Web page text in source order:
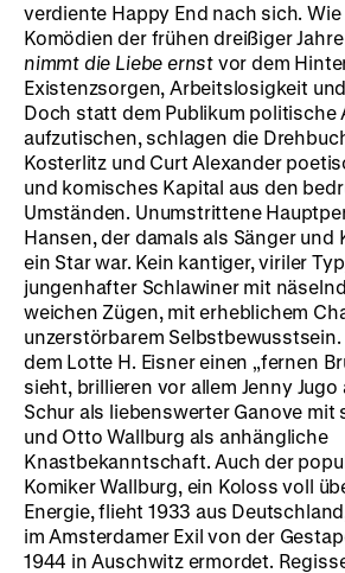
verdiente Happy End nach sich.
Komödien der frühen dreißiger
nimmt die Liebe ernst vor dem
Existenzsorgen, Arbeitslosigkeit
Doch statt dem Publikum politische
aufzutischen, schlagen die
Kosterlitz und Curt Alexander
und komisches Kapital aus den
Umständen. Unumstrittene
Hansen, der damals als Sänger
ein Star war. Kein kantiger, viriler
jungenhafter Schlawiner mit
weichen Zügen, mit erheblichem
unzerstörbarem
dem Lotte H. Eisner einen „fernen
sieht, brillieren vor allem Jenny Jugo
Schur als liebenswerter Ganove mit
und Otto Wallburg als anhängliche
Knastbekanntschaft. Auch der
Komiker Wallburg, ein Koloss voll
Energie, flieht 1933 aus
im Amsterdamer Exil von der
1944 in Auschwitz ermordet.